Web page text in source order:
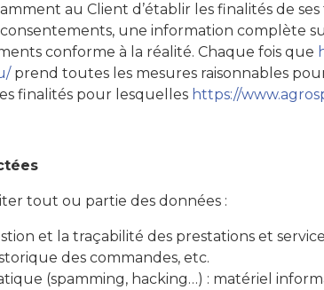
au Client d’établir les finalités de
une information complète
conforme à la réalité. Chaque fois que
prend toutes les mesures raisonnables
finalités pour lesquelles https://
tout ou partie des données :
et la traçabilité des prestations et
des commandes, etc.
(spamming, hacking…) : matériel